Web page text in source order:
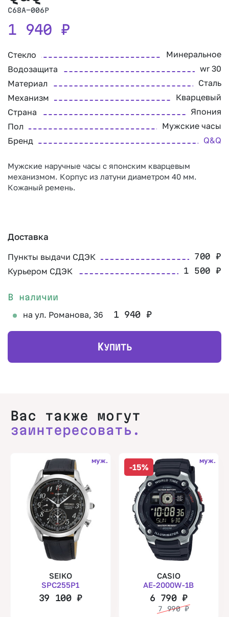
C68A-006P
1 940 ₽
Стекло
Минеральное
Водозащита
wr 30
Материал
Сталь
Механизм
Кварцевый
Страна
Япония
Пол
Мужские часы
Бренд
Q&Q
Мужские наручные часы с японским кварцевым
механизмом. Корпус из латуни диаметром 40 мм.
Кожаный ремень.
Доставка
Пункты выдачи СДЭК 700₽
Курьером СДЭК 1 500₽
В наличии
на ул. Романова, 36 1 940 ₽
КУПИТЬ
Вас также могут
заинтересовать.
муж.
SEIKO
SPC255P1
39 100₽
-15%
муж.
CASIO
AE-2000W-1B
6 790₽
7 990₽